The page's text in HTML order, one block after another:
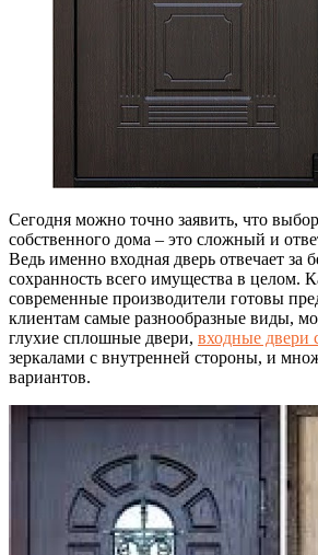
Сегодня можно точно заявить, что
собственного дома – это сложный и
Ведь именно входная дверь отвечает за
сохранность всего имущества в целом.
современные производители готовы
клиентам самые разнообразные виды,
глухие сплошные двери, входные двери
зеркалами с внутренней стороны, и
вариантов.